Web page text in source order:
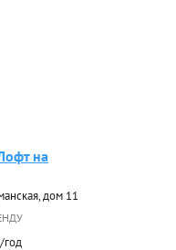
на
дом 11
год